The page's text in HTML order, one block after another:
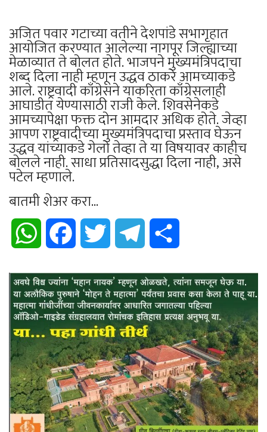
अजित पवार गटाच्या वतीने देशपांडे सभागृहात
आयोजित करण्यात आलेल्या नागपूर जिल्ह्याच्या
मेळाव्यात ते बोलत होते. भाजपने मुख्यमंत्रिपदाचा
शब्द दिला नाही म्हणून उद्धव ठाकरे आमच्याकडे
आले. राष्ट्रवादी काँग्रेसने याकरिता काँग्रेसलाही
आघाडीत येण्यासाठी राजी केले. शिवसेनेकडे
आमच्यापेक्षा फक्त दोन आमदार अधिक होते. जेव्हा
आपण राष्ट्रवादीच्या मुख्यमंत्रिपदाचा प्रस्ताव घेऊन
उद्धव यांच्याकडे गेलो तेव्हा ते या विषयावर काहीच
बोलले नाही. साधा प्रतिसादसुद्धा दिला नाही, असे
पटेल म्हणाले.
बातमी शेअर करा...
WhatsApp Facebook Twitter Telegram